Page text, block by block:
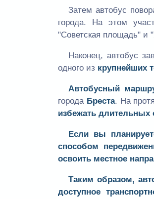
Затем автобус
города. На этом
"Советская площадь" и
Наконец, автобус
одного из крупнейших
Автобусный
города Бреста. На
избежать длительных
Если вы
способом
освоить местное
Таким образом,
доступное